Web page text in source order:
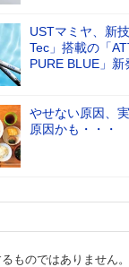
USTマミヤ、新
Tec」搭載の「
PURE BLUE」新
やせない原因、
原因かも・・・
ものではありません